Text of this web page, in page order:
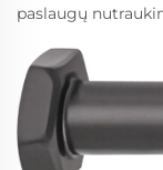
paslaugų